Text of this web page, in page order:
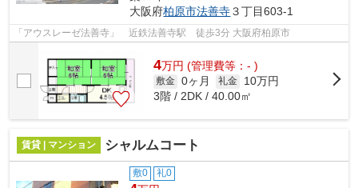
大阪府柏原市法善寺３丁目603-1
「アウスレーゼ法善寺」 近鉄法善寺駅 徒歩3分 大阪府柏原市
4万円 (管理費等：- )
敷金 0ヶ月 礼金
10万円
3階 / 2DK / 40.00㎡
賃貸 | マンション シャルムコート
敷0 礼0